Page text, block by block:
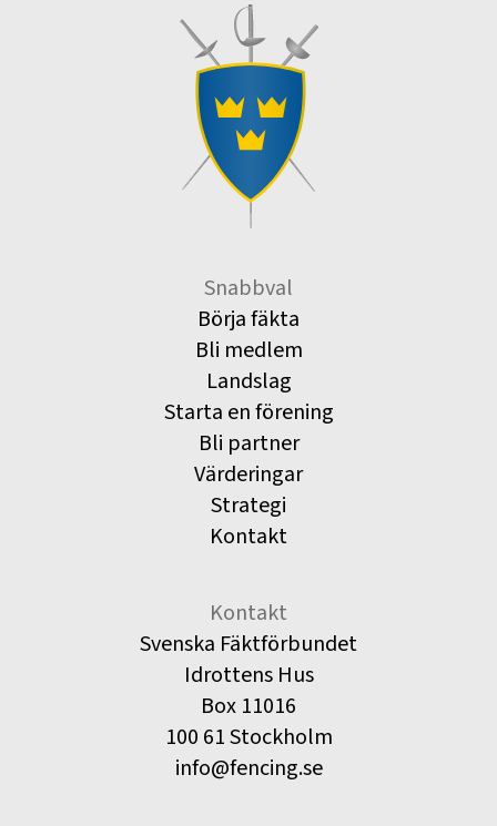
Snabbval
Börja fäkta
Bli medlem
Landslag
Starta en förening
Bli partner
Värderingar
Strategi
Kontakt
Kontakt
Svenska Fäktförbundet
Idrottens Hus
Box 11016
100 61 Stockholm
info@fencing.se